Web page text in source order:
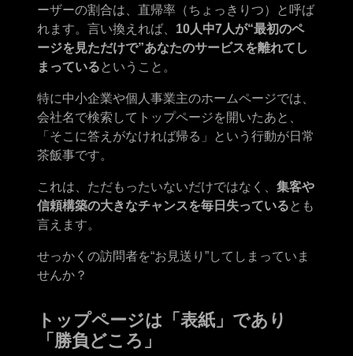
ーザーの割合は、直帰率（ちょっきりつ）と呼ば
れます。言い換えれば、 10人中7人が“最初のペ
ージを見ただけで”あなたのサービスを離れてし
まっているということ。
特に中小企業や個人事業主のホームページでは、
会社名で検索してトップページを開いたあと、
「そこに答えがなければ帰る」という行動が日常
茶飯事です。
これは、ただもったいないだけではなく、 集客や
信頼構築の大きなチャンスを毎日失っているとも
言えます。
せっかくの訪問者を“お見送り”してしまっていま
せんか？
トップページは「表紙」であり
「勝負どころ」